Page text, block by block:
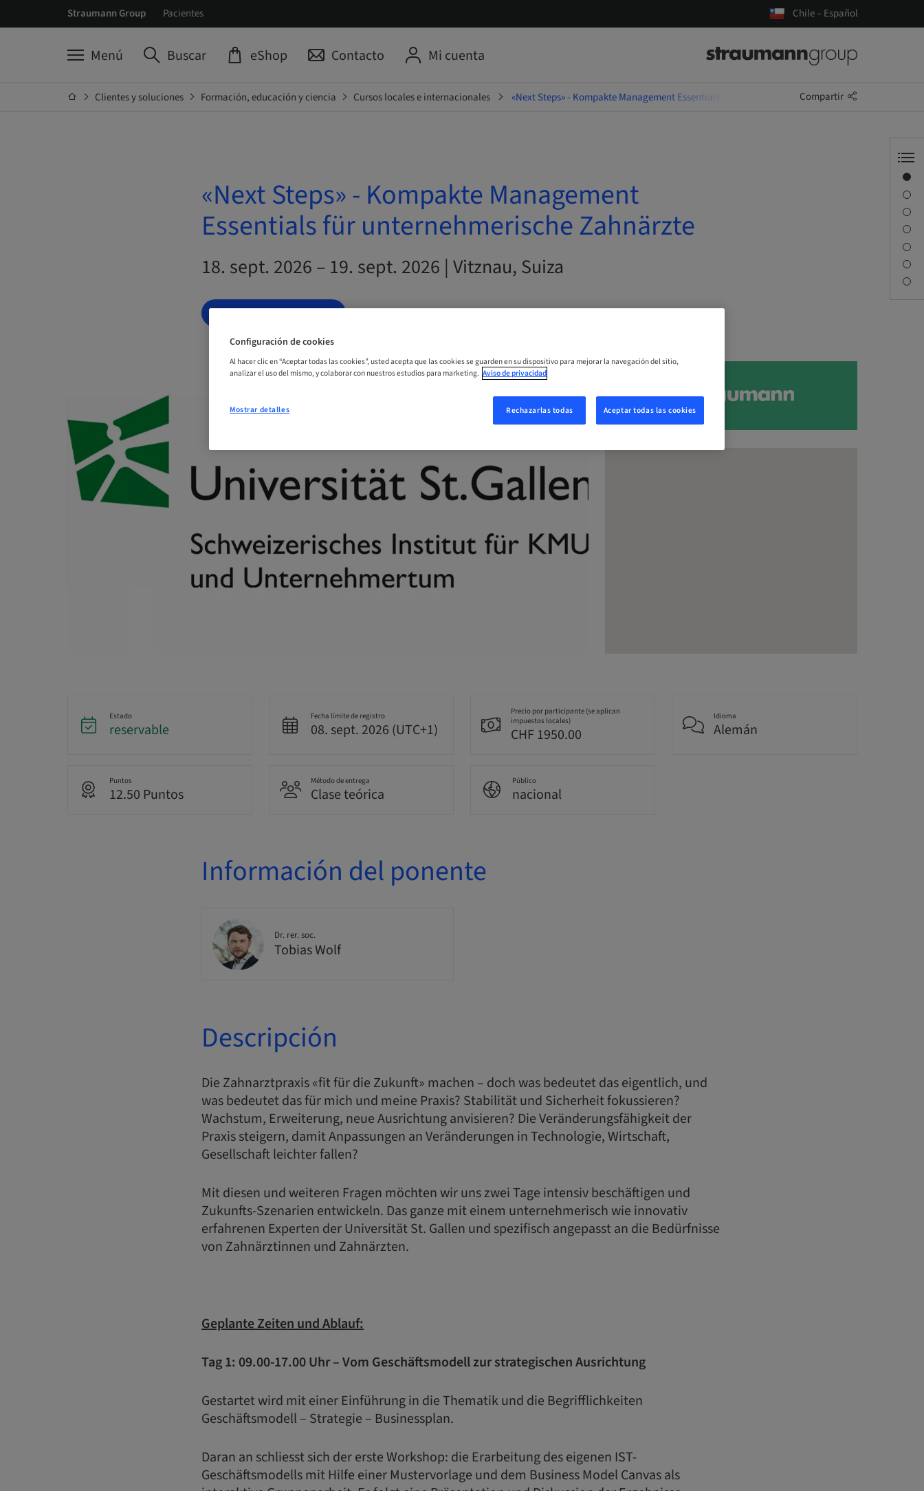
Straumann Group Pacientes Chile – Español
Menú Buscar eShop Contacto Mi cuenta
Clientes y soluciones Formación, educación y ciencia Cursos locales e internacionales «Next Steps» - Kompakte Management Essentials für unternehmerische Zahnärzte
Compartir
«Next Steps» - Kompakte Management
Essentials für unternehmerische Zahnärzte
18. sept. 2026 – 19. sept. 2026 | Vitznau, Suiza
RESERVAR AHORA
Estado
reservable
Fecha límite de registro
08. sept. 2026 (UTC+1)
Precio por participante (se aplican
impuestos locales)
CHF 1950.00
Idioma
Alemán
Puntos
12.50 Puntos
Método de entrega
Clase teórica
Público
nacional
Información del ponente
Dr. rer. soc.
Tobias Wolf
Descripción
Die Zahnarztpraxis «fit für die Zukunft» machen – doch was bedeutet das eigentlich, und
was bedeutet das für mich und meine Praxis? Stabilität und Sicherheit fokussieren?
Wachstum, Erweiterung, neue Ausrichtung anvisieren? Die Veränderungsfähigkeit der
Praxis steigern, damit Anpassungen an Veränderungen in Technologie, Wirtschaft,
Gesellschaft leichter fallen?
Mit diesen und weiteren Fragen möchten wir uns zwei Tage intensiv beschäftigen und
Zukunfts-Szenarien entwickeln. Das ganze mit einem unternehmerisch wie innovativ
erfahrenen Experten der Universität St. Gallen und spezifisch angepasst an die Bedürfnisse
von Zahnärztinnen und Zahnärzten.
Geplante Zeiten und Ablauf:
Tag 1: 09.00-17.00 Uhr – Vom Geschäftsmodell zur strategischen Ausrichtung
Gestartet wird mit einer Einführung in die Thematik und die Begrifflichkeiten
Geschäftsmodell – Strategie – Businessplan.
Daran an schliesst sich der erste Workshop: die Erarbeitung des eigenen IST-
Geschäftsmodells mit Hilfe einer Mustervorlage und dem Business Model Canvas als
Configuración de cookies
Al hacer clic en “Aceptar todas las cookies”, usted acepta que las cookies se guarden en su dispositivo para mejorar la navegación del sitio,
analizar el uso del mismo, y colaborar con nuestros estudios para marketing. Aviso de privacidad
Rechazarlas todas Aceptar todas las cookies
Mostrar detalles